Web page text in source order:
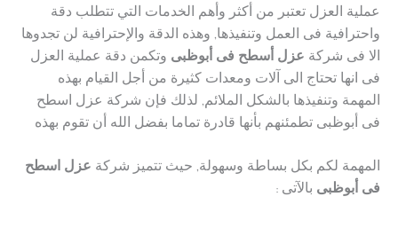
عملية العزل تعتبر من أكثر وأهم الخدمات التي تتطلب دقة
واحترافية فى العمل وتنفيذها, وهذه الدقة والإحترافية لن تجدوها
الا فى شركة عزل أسطح فى أبوظبى وتكمن دقة عملية العزل
فى انها تحتاج الى آلات ومعدات كثيرة من أجل القيام بهذه
المهمة وتنفيذها بالشكل الملائم, لذلك فإن شركة عزل اسطح
فى أبوظبى تطمئنهم بأنها قادرة تماما بفضل الله أن تقوم بهذه
المهمة لكم بكل بساطة وسهولة, حيث تتميز شركة عزل اسطح
فى أبوظبى بالآتى :